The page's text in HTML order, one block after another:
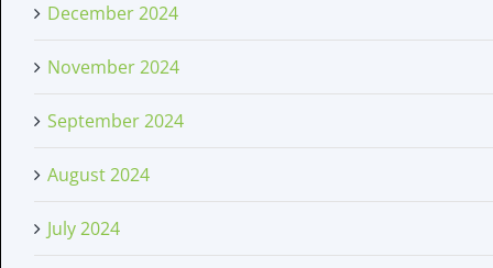
December 2024
November 2024
September 2024
August 2024
July 2024